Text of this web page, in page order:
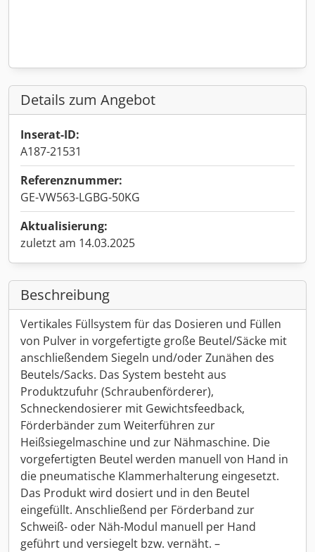
Details zum Angebot
Inserat-ID:
A187-21531
Referenznummer:
GE-VW563-LGBG-50KG
Aktualisierung:
zuletzt am 14.03.2025
Beschreibung
Vertikales Füllsystem für das Dosieren und Füllen
von Pulver in vorgefertigte große Beutel/Säcke mit
anschließendem Siegeln und/oder Zunähen des
Beutels/Sacks. Das System besteht aus
Produktzufuhr (Schraubenförderer),
Schneckendosierer mit Gewichtsfeedback,
Förderbänder zum Weiterführen zur
Heißsiegelmaschine und zur Nähmaschine. Die
vorgefertigten Beutel werden manuell von Hand in
die pneumatische Klammerhalterung eingesetzt.
Das Produkt wird dosiert und in den Beutel
eingefüllt. Anschließend per Förderband zur
Schweiß- oder Näh-Modul manuell per Hand
geführt und versiegelt bzw. vernäht. –